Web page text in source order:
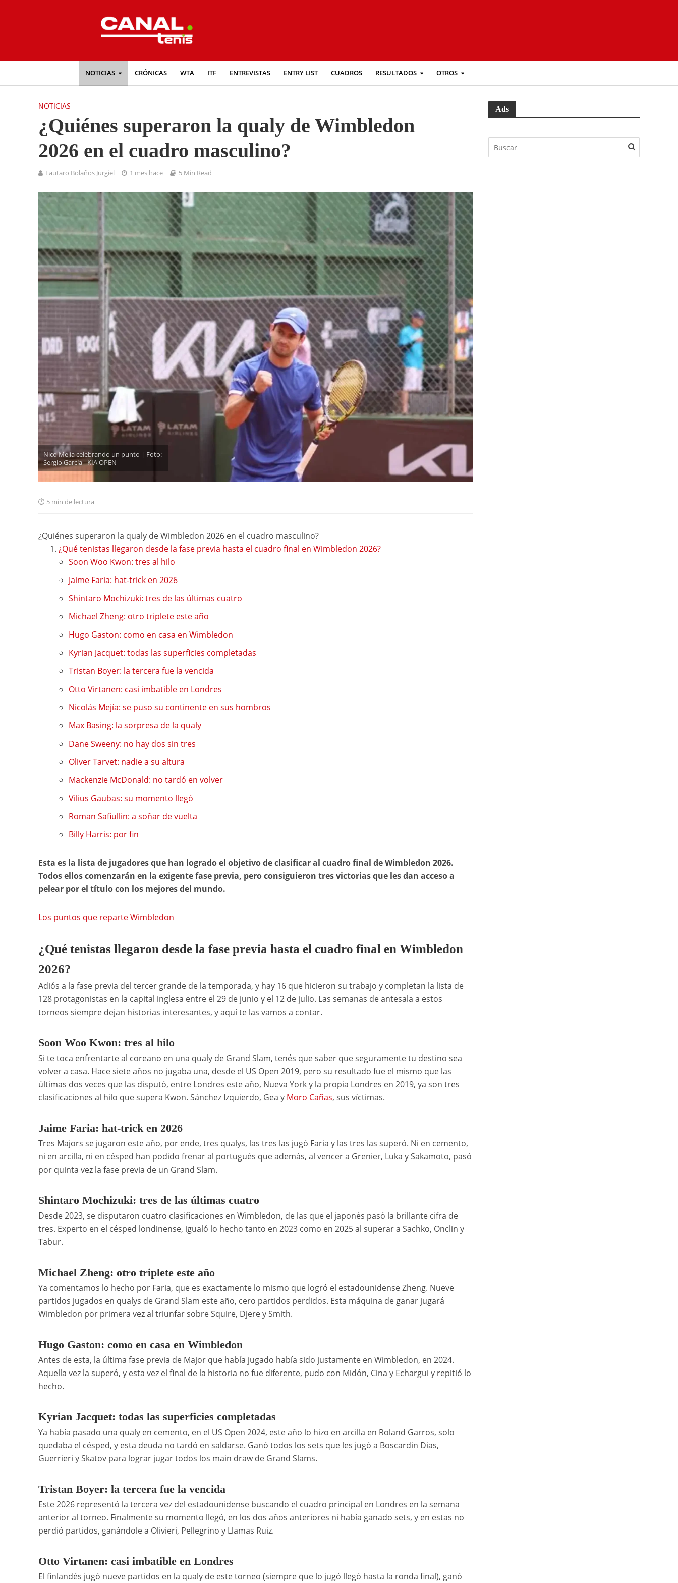
NOTICIAS CRÓNICAS WTA ITF ENTREVISTAS ENTRY LIST CUADROS RESULTADOS OTROS
NOTICIAS
¿Quiénes superaron la qualy de Wimbledon
2026 en el cuadro masculino?
Lautaro Bolaños Jurgiel 1 mes hace 5 Min Read
Nico Mejía celebrando un punto | Foto:
Sergio García - KIA OPEN
5 min de lectura
¿Quiénes superaron la qualy de Wimbledon 2026 en el cuadro masculino?
¿Qué tenistas llegaron desde la fase previa hasta el cuadro final en Wimbledon 2026?
Soon Woo Kwon: tres al hilo
Jaime Faria: hat-trick en 2026
Shintaro Mochizuki: tres de las últimas cuatro
Michael Zheng: otro triplete este año
Hugo Gaston: como en casa en Wimbledon
Kyrian Jacquet: todas las superficies completadas
Tristan Boyer: la tercera fue la vencida
Otto Virtanen: casi imbatible en Londres
Nicolás Mejía: se puso su continente en sus hombros
Max Basing: la sorpresa de la qualy
Dane Sweeny: no hay dos sin tres
Oliver Tarvet: nadie a su altura
Mackenzie McDonald: no tardó en volver
Vilius Gaubas: su momento llegó
Roman Safiullin: a soñar de vuelta
Billy Harris: por fin
Esta es la lista de jugadores que han logrado el objetivo de clasificar al cuadro final de Wimbledon 2026.
Todos ellos comenzarán en la exigente fase previa, pero consiguieron tres victorias que les dan acceso a
pelear por el título con los mejores del mundo.
Los puntos que reparte Wimbledon
¿Qué tenistas llegaron desde la fase previa hasta el cuadro final en Wimbledon
2026?
Adiós a la fase previa del tercer grande de la temporada, y hay 16 que hicieron su trabajo y completan la lista de
128 protagonistas en la capital inglesa entre el 29 de junio y el 12 de julio. Las semanas de antesala a estos
torneos siempre dejan historias interesantes, y aquí te las vamos a contar.
Soon Woo Kwon: tres al hilo
Si te toca enfrentarte al coreano en una qualy de Grand Slam, tenés que saber que seguramente tu destino sea
volver a casa. Hace siete años no jugaba una, desde el US Open 2019, pero su resultado fue el mismo que las
últimas dos veces que las disputó, entre Londres este año, Nueva York y la propia Londres en 2019, ya son tres
clasificaciones al hilo que supera Kwon. Sánchez Izquierdo, Gea y Moro Cañas, sus víctimas.
Jaime Faria: hat-trick en 2026
Tres Majors se jugaron este año, por ende, tres qualys, las tres las jugó Faria y las tres las superó. Ni en cemento,
ni en arcilla, ni en césped han podido frenar al portugués que además, al vencer a Grenier, Luka y Sakamoto, pasó
por quinta vez la fase previa de un Grand Slam.
Shintaro Mochizuki: tres de las últimas cuatro
Desde 2023, se disputaron cuatro clasificaciones en Wimbledon, de las que el japonés pasó la brillante cifra de
tres. Experto en el césped londinense, igualó lo hecho tanto en 2023 como en 2025 al superar a Sachko, Onclin y
Tabur.
Michael Zheng: otro triplete este año
Ya comentamos lo hecho por Faria, que es exactamente lo mismo que logró el estadounidense Zheng. Nueve
partidos jugados en qualys de Grand Slam este año, cero partidos perdidos. Esta máquina de ganar jugará
Wimbledon por primera vez al triunfar sobre Squire, Djere y Smith.
Hugo Gaston: como en casa en Wimbledon
Antes de esta, la última fase previa de Major que había jugado había sido justamente en Wimbledon, en 2024.
Aquella vez la superó, y esta vez el final de la historia no fue diferente, pudo con Midón, Cina y Echargui y repitió lo
hecho.
Kyrian Jacquet: todas las superficies completadas
Ya había pasado una qualy en cemento, en el US Open 2024, este año lo hizo en arcilla en Roland Garros, solo
quedaba el césped, y esta deuda no tardó en saldarse. Ganó todos los sets que les jugó a Boscardin Dias,
Guerrieri y Skatov para lograr jugar todos los main draw de Grand Slams.
Tristan Boyer: la tercera fue la vencida
Este 2026 representó la tercera vez del estadounidense buscando el cuadro principal en Londres en la semana
anterior al torneo. Finalmente su momento llegó, en los dos años anteriores ni había ganado sets, y en estas no
perdió partidos, ganándole a Olivieri, Pellegrino y Llamas Ruiz.
Otto Virtanen: casi imbatible en Londres
El finlandés jugó nueve partidos en la qualy de este torneo (siempre que lo jugó llegó hasta la ronda final), ganó
Ads